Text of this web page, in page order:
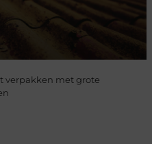
verpakken met grote